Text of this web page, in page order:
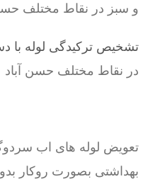
و سبز در نقاط مختلف
تشخیص ترکیدگی لوله با
در نقاط مختلف حسن آباد
تعویض لوله های اب
بهداشتی بصورت روکار